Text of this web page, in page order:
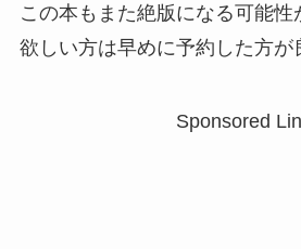
この本もまた絶版になる可能性
欲しい方は早めに予約した方が
Sponsored